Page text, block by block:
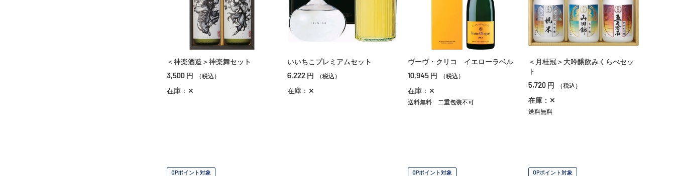
＜神楽酒造＞神楽舞セット
3,500 円 （税込）
在庫：✕
いいちこプレミアムセット
6,222 円 （税込）
在庫：✕
ヴーヴ・クリコ イエローラベル
10,945 円 （税込）
在庫：✕
送料無料 二重包装不可
＜月桂冠＞大吟醸飲みくらべセッ
ト
5,720 円 （税込）
在庫：✕
送料無料
OPポイント対象
OPポイント対象
OPポイント対象